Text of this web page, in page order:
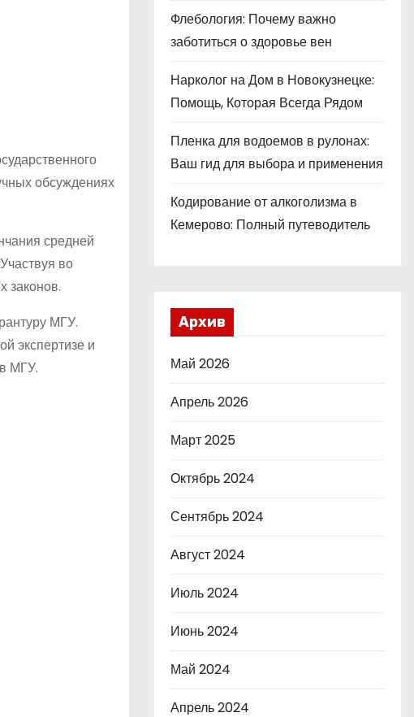
обсуждениях
средней
во
законов.
МГУ.
экспертизе и
МГУ.
Флебология: Почему важно
заботиться о здоровье вен
Нарколог на Дом в Новокузнецке:
Помощь, Которая Всегда Рядом
Пленка для водоемов в рулонах:
Ваш гид для выбора и применения
Кодирование от алкоголизма в
Кемерово: Полный путеводитель
Архив
Май 2026
Апрель 2026
Март 2025
Октябрь 2024
Сентябрь 2024
Август 2024
Июль 2024
Июнь 2024
Май 2024
Апрель 2024